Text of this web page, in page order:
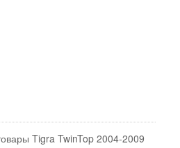
Tigra TwinTop 2004-2009